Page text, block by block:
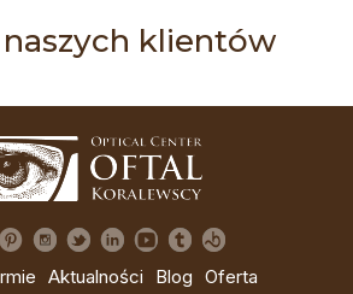
klientów
Aktualności Blog Oferta